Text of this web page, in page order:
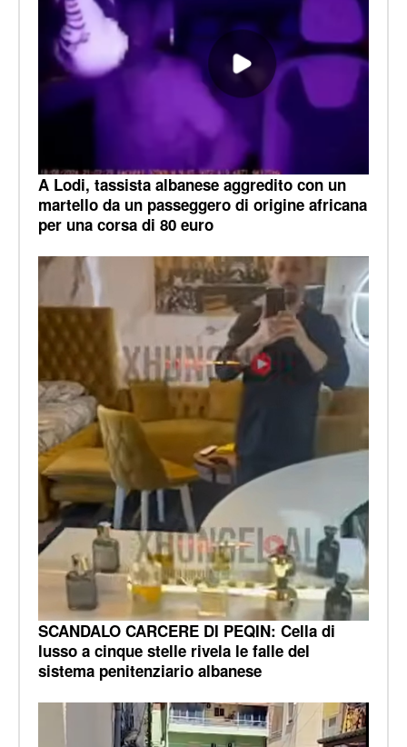
A Lodi, tassista albanese aggredito con un
martello da un passeggero di origine africana
per una corsa di 80 euro
SCANDALO CARCERE DI PEQIN: Cella di
lusso a cinque stelle rivela le falle del
sistema penitenziario albanese